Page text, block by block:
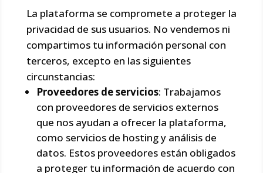
La plataforma se compromete a proteger la
privacidad de sus usuarios. No vendemos ni
compartimos tu información personal con
terceros, excepto en las siguientes
circunstancias:
Proveedores de servicios: Trabajamos
con proveedores de servicios externos
que nos ayudan a ofrecer la plataforma,
como servicios de hosting y análisis de
datos. Estos proveedores están obligados
a proteger tu información de acuerdo con